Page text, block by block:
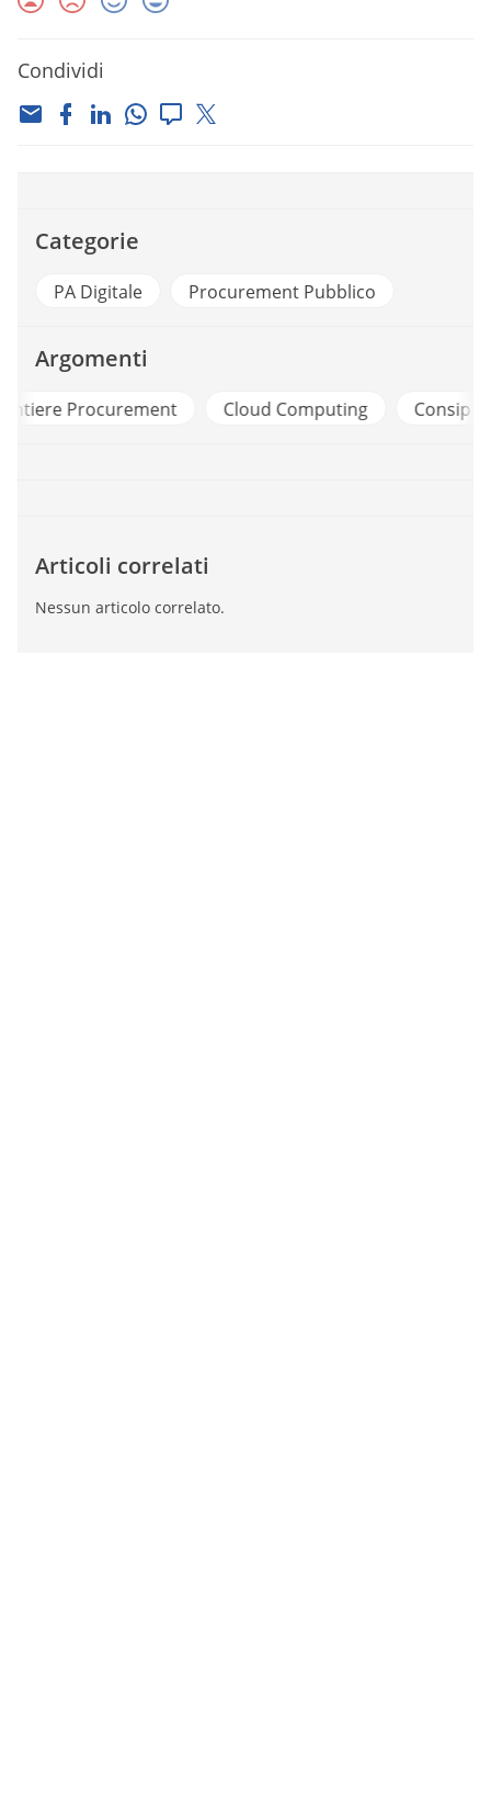
Condividi
Categorie
PA Digitale Procurement Pubblico
Argomenti
Cloud Computing Consip Digitalizzazione
Articoli correlati
Nessun articolo correlato.